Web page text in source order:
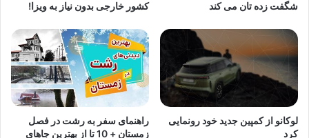
شگفت زده تان می کند
کشور خارجی بدون نیاز به ویزا!
لوکانو از کمپین جدید خود رونمایی
کرد
راهنمای سفر به رشت در فصل
زمستان + 10 تا از بهترین جاهای